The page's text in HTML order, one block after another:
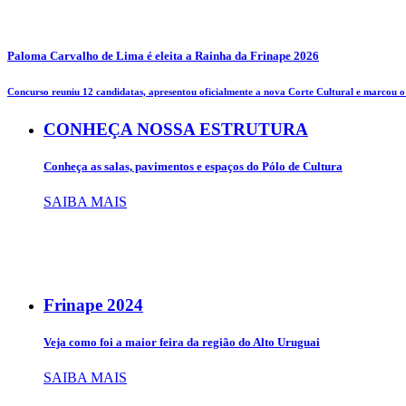
Paloma Carvalho de Lima é eleita a Rainha da Frinape 2026
Concurso reuniu 12 candidatas, apresentou oficialmente a nova Corte Cultural e marcou
CONHEÇA NOSSA ESTRUTURA
Conheça as salas, pavimentos e espaços do Pólo de Cultura
SAIBA MAIS
Frinape 2024
Veja como foi a maior feira da região do Alto Uruguai
SAIBA MAIS